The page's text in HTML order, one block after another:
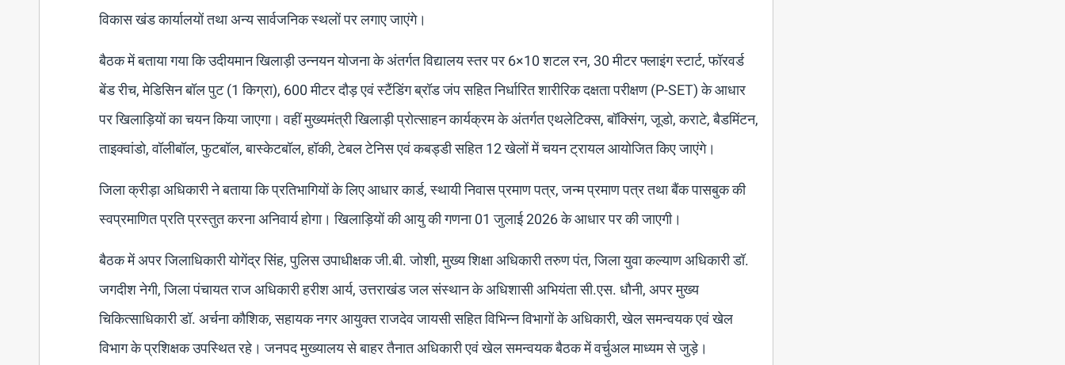
विकास खंड कार्यालयों तथा अन्य सार्वजनिक स्थलों पर लगाए जाएंगे।
बैठक में बताया गया कि उदीयमान खिलाड़ी उन्नयन योजना के अंतर्गत विद्यालय स्तर पर 6×10 शटल रन, 30 मीटर फ्लाइंग स्टार्ट, फॉरवर्ड
बेंड रीच, मेडिसिन बॉल पुट (1 किग्रा), 600 मीटर दौड़ एवं स्टैंडिंग ब्रॉड जंप सहित निर्धारित शारीरिक दक्षता परीक्षण (P-SET) के आधार
पर खिलाड़ियों का चयन किया जाएगा। वहीं मुख्यमंत्री खिलाड़ी प्रोत्साहन कार्यक्रम के अंतर्गत एथलेटिक्स, बॉक्सिंग, जूडो, कराटे, बैडमिंटन,
ताइक्वांडो, वॉलीबॉल, फुटबॉल, बास्केटबॉल, हॉकी, टेबल टेनिस एवं कबड्डी सहित 12 खेलों में चयन ट्रायल आयोजित किए जाएंगे।
जिला क्रीड़ा अधिकारी ने बताया कि प्रतिभागियों के लिए आधार कार्ड, स्थायी निवास प्रमाण पत्र, जन्म प्रमाण पत्र तथा बैंक पासबुक की
स्वप्रमाणित प्रति प्रस्तुत करना अनिवार्य होगा। खिलाड़ियों की आयु की गणना 01 जुलाई 2026 के आधार पर की जाएगी।
बैठक में अपर जिलाधिकारी योगेंद्र सिंह, पुलिस उपाधीक्षक जी.बी. जोशी, मुख्य शिक्षा अधिकारी तरुण पंत, जिला युवा कल्याण अधिकारी डॉ.
जगदीश नेगी, जिला पंचायत राज अधिकारी हरीश आर्य, उत्तराखंड जल संस्थान के अधिशासी अभियंता सी.एस. धौनी, अपर मुख्य
चिकित्साधिकारी डॉ. अर्चना कौशिक, सहायक नगर आयुक्त राजदेव जायसी सहित विभिन्न विभागों के अधिकारी, खेल समन्वयक एवं खेल
विभाग के प्रशिक्षक उपस्थित रहे। जनपद मुख्यालय से बाहर तैनात अधिकारी एवं खेल समन्वयक बैठक में वर्चुअल माध्यम से जुड़े।